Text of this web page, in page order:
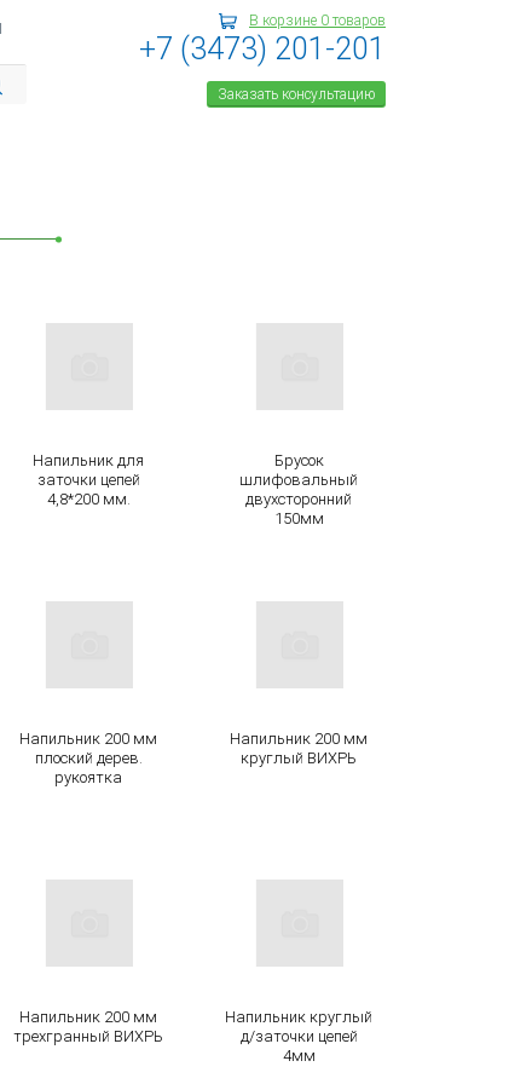
В корзине 0 товаров
+7 (3473) 201-201
Заказать консультацию
Напильник для
заточки цепей
4,8*200 мм.
Брусок
шлифовальный
двухсторонний
150мм
Напильник 200 мм
плоский дерев.
рукоятка
Напильник 200 мм
круглый ВИХРЬ
Напильник 200 мм
трехгранный ВИХРЬ
Напильник круглый
д/заточки цепей
4мм